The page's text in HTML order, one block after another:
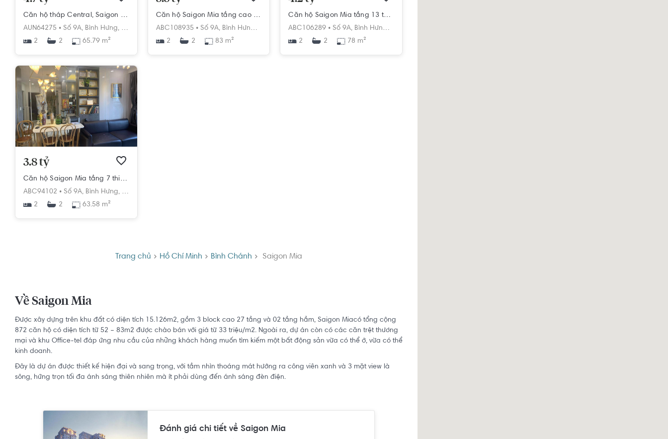
Căn hộ tháp Central, Saigon Mia - có sân vườn, nội thất đầy đủ
AUN64275 • Số 9A, Bình Hưng, Bình Chánh, Hồ Chí Minh
2
2 65.79 m²
Căn hộ Saigon Mia tầng cao view thoáng mát, đầy đủ nội thất.
ABC108935 • Số 9A, Bình Hưng, Bình Chánh, Hồ Chí Minh
2
2 83 m²
Căn hộ Saigon Mia tầng 13 thiết kế hiện đại, đầy đủ nội thất.
ABC106289 • Số 9A, Bình Hưng,
2
2 78 m²
3.8 tỷ
Căn hộ Saigon Mia tầng 7 thiết kế 2 phòng ngủ, đầy đủ nội thất.
ABC94102 • Số 9A, Bình Hưng, Bình Chánh,
2
2 63.58 m²
Trang chủ Hồ Chí Minh Bình Chánh Saigon Mia
Về Saigon Mia
Được xây dựng trên khu đất có diện tích 15.126m2, gồm 3 block cao 27 tầng và 02 tầng hầm, Saigon Miacó tổng cộng
872 căn hộ có diện tích từ 52 – 83m2 được chào bán với giá từ 33 triệu/m2. Ngoài ra, dự án còn có các căn trệt thương
mại và khu Office-tel đáp ứng nhu cầu của những khách hàng muốn tìm kiếm một bất động sản vừa có thể ở, vừa có thể
kinh doanh.
Đây là dự án được thiết kế hiện đại và sang trọng, với tầm nhìn thoáng mát hướng ra công viên xanh và 3 mặt view là
sông, hứng trọn tối đa ánh sáng thiên nhiên mà ít phải dùng đến ánh sáng đèn điện.
Đánh giá chi tiết về Saigon Mia